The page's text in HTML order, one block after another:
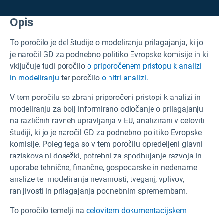
Opis
To poročilo je del študije o modeliranju prilagajanja, ki jo
je naročil GD za podnebno politiko Evropske komisije in ki
vključuje tudi poročilo o priporočenem pristopu k analizi
in modeliranju ter poročilo o hitri analizi.
V tem poročilu so zbrani priporočeni pristopi k analizi in
modeliranju za bolj informirano odločanje o prilagajanju
na različnih ravneh upravljanja v EU, analizirani v celoviti
študiji, ki jo je naročil GD za podnebno politiko Evropske
komisije. Poleg tega so v tem poročilu opredeljeni glavni
raziskovalni dosežki, potrebni za spodbujanje razvoja in
uporabe tehnične, finančne, gospodarske in nedenarne
analize ter modeliranja nevarnosti, tveganj, vplivov,
ranljivosti in prilagajanja podnebnim spremembam.
To poročilo temelji na celovitem dokumentacijskem